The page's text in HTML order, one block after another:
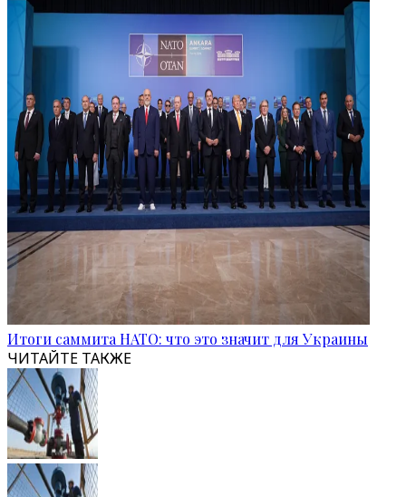
Итоги саммита НАТО: что это значит для Украины
ЧИТАЙТЕ ТАКЖЕ